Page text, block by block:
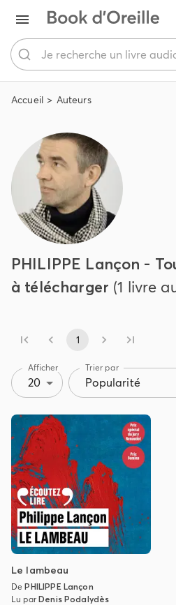
Accueil Auteurs
PHILIPPE Lançon -
à télécharger (1 livre
1
Afficher
20
Trier par
Popularité
Le lambeau
DePHILIPPE Lançon
Lu parDenis Podalydès